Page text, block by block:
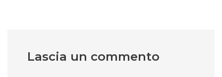
Lascia un commento